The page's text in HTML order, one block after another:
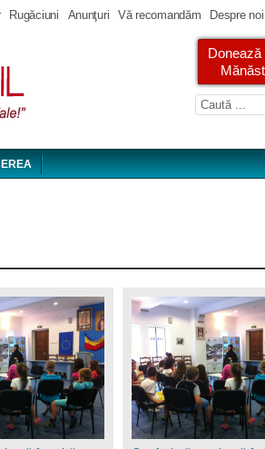
Rugăciuni Anunţuri Vă recomandăm Despre noi
img_5106.jpg